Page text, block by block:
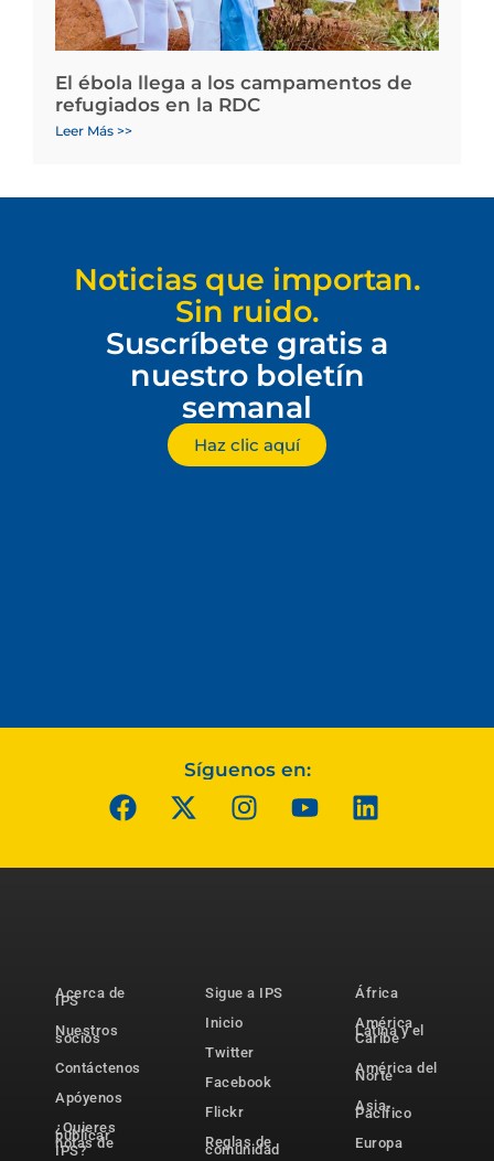
El ébola llega a los campamentos de
refugiados en la RDC
Leer Más >>
Noticias que importan.
Sin ruido.
Suscríbete gratis a
nuestro boletín
semanal
Haz clic aquí
Síguenos en:
Acerca de
IPS
Nuestros
socios
Contáctenos
Apóyenos
¿Quieres
publicar
notas de
IPS?
Sigue a IPS
Inicio
Twitter
Facebook
Flickr
Reglas de
comunidad
África
América
Latina y el
Caribe
América del
Norte
Asia-
Pacífico
Europa